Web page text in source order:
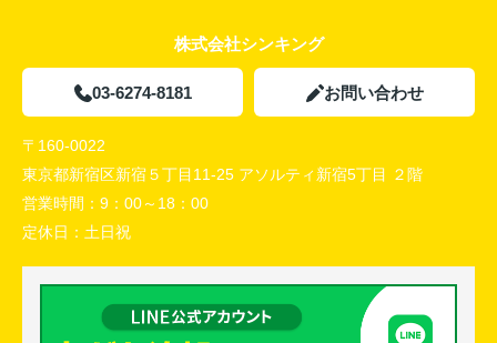
株式会社シンキング
03-6274-8181 お問い合わせ
〒160-0022
東京都新宿区新宿５丁目11-25 アソルティ新宿5丁目 ２階
営業時間： 9：00～18：00
定休日： 土日祝